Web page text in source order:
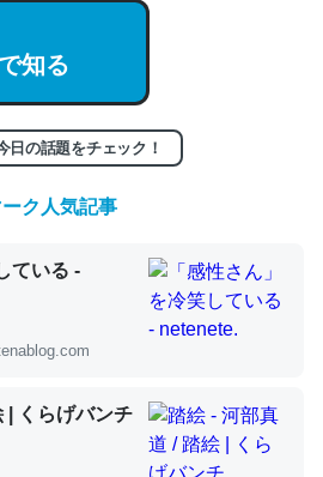
entry/2023/03/27
ての考察（１） - conceptualization
っと前の伏線」は回収されないけ
多い分量。進化すればするほど分
ての考察（１） - conceptualization
知る
日の話題をチェック！
ク人気記事
ている -
| くらげバンチ